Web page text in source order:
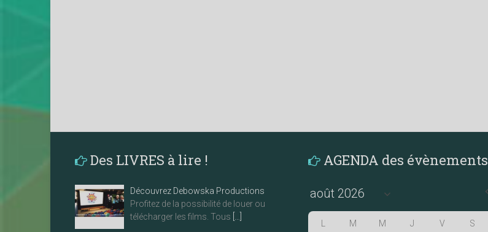
Des LIVRES à lire !
Découvrez Debowska Productions
Profitez de la possibilité de louer ou
télécharger les films. Tous
AGENDA des évènements
M M J V S